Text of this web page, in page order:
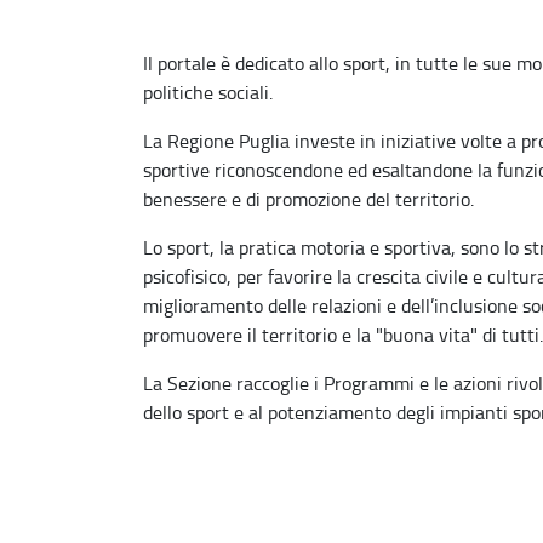
Il portale è dedicato allo sport, in tutte le sue
politiche sociali.
La Regione Puglia investe in iniziative volte a
sportive riconoscendone ed esaltandone la
benessere e di promozione del territorio.
Lo sport, la pratica motoria e sportiva, sono lo
psicofisico, per favorire la crescita civile e
miglioramento delle relazioni e dell’inclusione
promuovere il territorio e la "buona vita" di tutti.
La Sezione raccoglie i Programmi e le azioni
dello sport e al potenziamento degli impianti